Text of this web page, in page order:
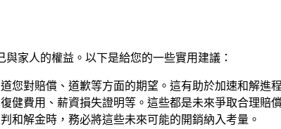
家人的權益。以下是給您的一些實用建議：
您對賠償、道歉等方面的期望。這有助於加速和解進
健費用、薪資損失證明等。這些都是未來爭取合理賠
和解金時，務必將這些未來可能的開銷納入考量。